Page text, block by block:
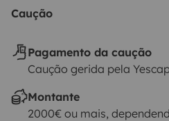
Caução
Pagamento da caução
Caução gerida pela
Montante
2000€ ou mais,